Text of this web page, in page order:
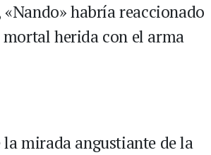
habría reaccionado
herida con el arma
mirada angustiante de la